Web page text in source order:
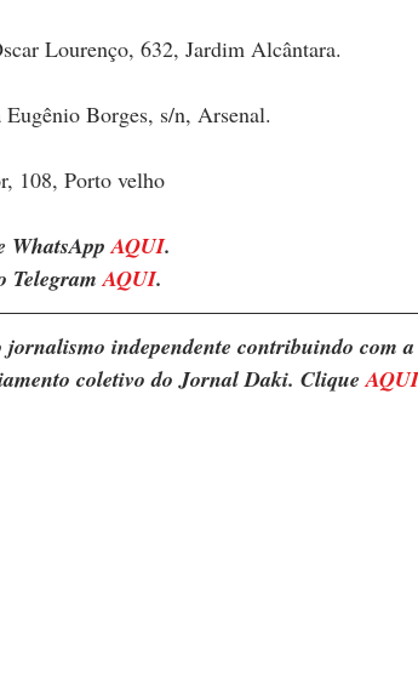
Lourenço, 632, Jardim Alcântara.
Borges, s/n, Arsenal.
108, Porto velho
WhatsApp AQUI.
Telegram AQUI.
independente contribuindo com
coletivo do Jornal Daki. Clique AQUI